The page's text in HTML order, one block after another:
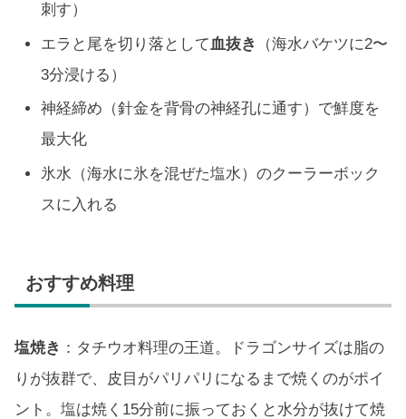
刺す）
エラと尾を切り落として血抜き
（海水バケツに2〜
3分浸ける）
神経締め（針金を背骨の神経孔に通す）で鮮度を
最大化
氷水（海水に氷を混ぜた塩水）のクーラーボック
スに入れる
おすすめ料理
塩焼き ：タチウオ料理の王道。ドラゴンサイズは脂の
りが抜群で、皮目がパリパリになるまで焼くのがポイ
ント。塩は焼く15分前に振っておくと水分が抜けて焼